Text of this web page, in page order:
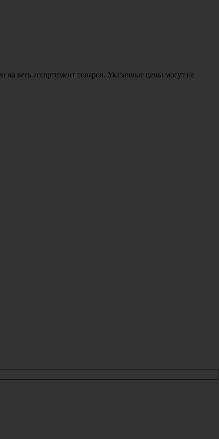
весь ассортимент товаров. Указанные цены могут не